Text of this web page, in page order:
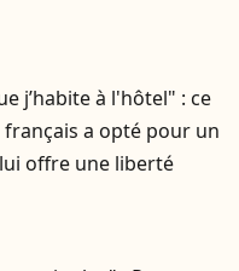
j’habite à l'hôtel" : ce
a opté pour un
offre une liberté